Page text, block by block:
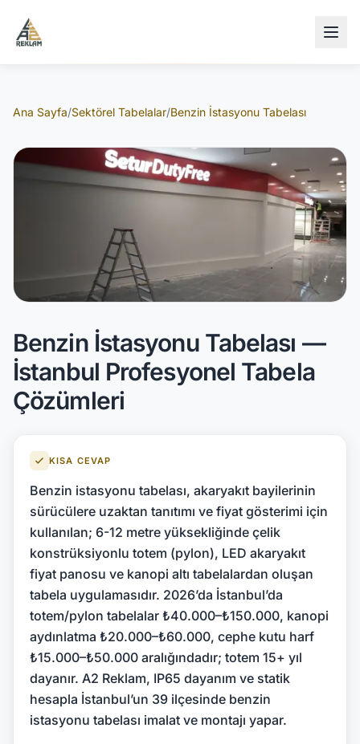
Ana Sayfa/Sektörel Tabelalar/Benzin İstasyonu Tabelası
Benzin İstasyonu Tabelası —
İstanbul Profesyonel Tabela
Çözümleri
KISA CEVAP
Benzin istasyonu tabelası, akaryakıt bayilerinin
sürücülere uzaktan tanıtımı ve fiyat gösterimi için
kullanılan; 6-12 metre yüksekliğinde çelik
konstrüksiyonlu totem (pylon), LED akaryakıt
fiyat panosu ve kanopi altı tabelalardan oluşan
tabela uygulamasıdır. 2026’da İstanbul’da
totem/pylon tabelalar ₺40.000–₺150.000, kanopi
aydınlatma ₺20.000–₺60.000, cephe kutu harf
₺15.000–₺50.000 aralığındadır; totem 15+ yıl
dayanır. A2 Reklam, IP65 dayanım ve statik
hesapla İstanbul’un 39 ilçesinde benzin
istasyonu tabelası imalat ve montajı yapar.